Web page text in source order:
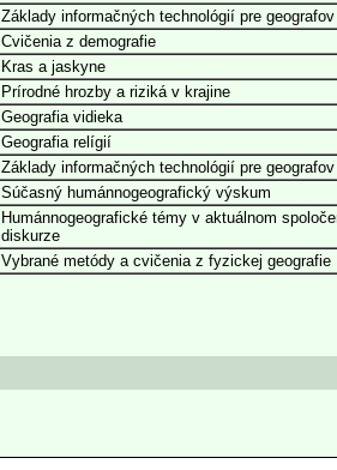
Základy informačných technológií pre
Cvičenia z demografie
Kras a jaskyne
Prírodné hrozby a riziká v krajine
Geografia vidieka
Geografia relígií
Základy informačných technológií pre
Súčasný humánnogeografický výskum
Humánnogeografické témy v aktuálnom
diskurze
Vybrané metódy a cvičenia z fyzickej geografie